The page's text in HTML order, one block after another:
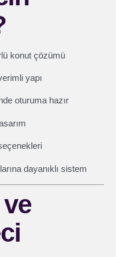
konut çözümü
yapı
oturuma hazır
dayanıklı sistem